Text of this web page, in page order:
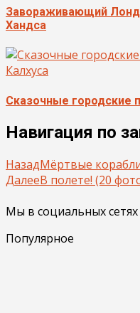
Завораживающий
Хандса
Сказочные городские
Навигация по
НазадМёртвые
ДалееВ полете! (20
Мы в социальных сетях
Популярное